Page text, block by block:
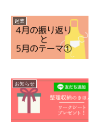
起業
お知らせ